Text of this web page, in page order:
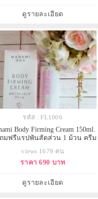
า ค่อนข้างจะอึดอัด และร้อน ใส่
ออกไปข้างนอกค่อ
ดูรายละเอียด
รหัส : FL1006
Body Firming Cream 150ml.
มฟรีแรปพันสัดส่วน 1 ม้วน ครีม
นที่สะสมค่อยๆแตกตัวและสลาย
วลงในที่สุด ส่งผลให้ผิวคลื่น ผิว
หลังจากใช้ไป2สัปดาห์แรก
views 1679 คน
ราคา 690 บาท
ดูรายละเอียด